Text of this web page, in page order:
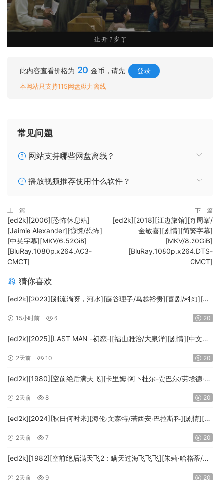
此内容查看价格为 20 金币，请先 登录
本网站只支持115网盘磁力离线
常见问题
网站支持哪些网盘离线？
播放视频推荐使用什么软件？
上一篇
[ed2k][2006][恐怖休息站]
[Jaimie Alexander][惊悚/恐怖]
[中英字幕][MKV/6.52GiB]
[BluRay.1080p.x264.AC3-
CMCT]
下一篇
[ed2k][2018][江边旅馆][奇周峯/
金敏喜][剧情][简繁字幕]
[MKV/8.20GiB]
[BluRay.1080p.x264.DTS-
CMCT]
猜你喜欢
[ed2k][2023][别流淌呀，河水][藤谷理子/鸟越裕贵][喜剧/科幻][中
15小时前 6 20
[ed2k][2025][LAST MAN -初恋-][福山雅治/大泉洋][剧情][中文字
2天前 10 20
[ed2k][1980][空前绝后满天飞][卡里姆·阿卜杜尔-贾巴尔/劳埃德·布
HD.MA5.1.x265.10bit-BeiTai]
2天前 8 20
[ed2k][2024][秋日何时来][海伦·文森特/若西安·巴拉斯科][剧情][中
FRDS]
2天前 7 20
[ed2k][1982][空前绝后满天飞2：瞒天过海飞飞飞][朱莉·哈格蒂/罗
2天前 9 20